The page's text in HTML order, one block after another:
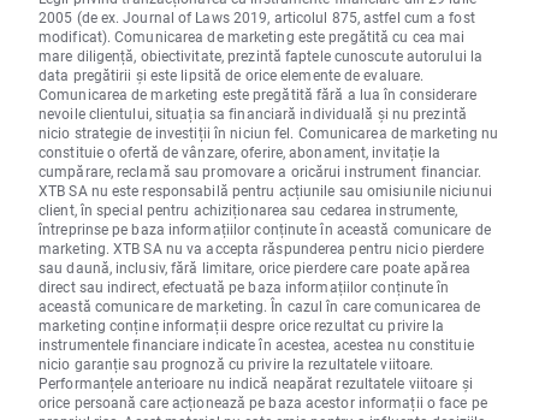
2005 (de ex. Journal of Laws 2019, articolul 875, astfel cum a fost
modificat). Comunicarea de marketing este pregătită cu cea mai
mare diligență, obiectivitate, prezintă faptele cunoscute autorului la
data pregătirii și este lipsită de orice elemente de evaluare.
Comunicarea de marketing este pregătită fără a lua în considerare
nevoile clientului, situația sa financiară individuală și nu prezintă
nicio strategie de investiții în niciun fel. Comunicarea de marketing nu
constituie o ofertă de vânzare, oferire, abonament, invitație la
cumpărare, reclamă sau promovare a oricărui instrument financiar.
XTB SA nu este responsabilă pentru acțiunile sau omisiunile niciunui
client, în special pentru achiziționarea sau cedarea instrumente,
întreprinse pe baza informațiilor conținute în această comunicare de
marketing. XTB SA nu va accepta răspunderea pentru nicio pierdere
sau daună, inclusiv, fără limitare, orice pierdere care poate apărea
direct sau indirect, efectuată pe baza informațiilor conținute în
această comunicare de marketing. În cazul în care comunicarea de
marketing conține informații despre orice rezultat cu privire la
instrumentele financiare indicate în acestea, acestea nu constituie
nicio garanție sau prognoză cu privire la rezultatele viitoare.
Performanțele anterioare nu indică neapărat rezultatele viitoare și
orice persoană care acționează pe baza acestor informații o face pe